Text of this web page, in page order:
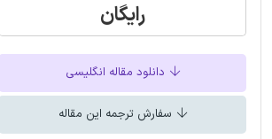
رایگان
دانلود مقاله انگلیسی
سفارش ترجمه این مقاله